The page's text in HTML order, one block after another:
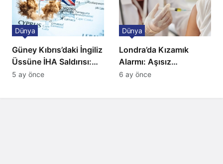
Güney Kıbrıs’daki İngiliz
Üssüne İHA Saldırısı:
Patlama, Sirenler ve
Dünya
5 ay önce
Londra’da Kızamık
Alarmı: Aşısız
Öğrenciler Okullardan
Dünya
6 ay önce